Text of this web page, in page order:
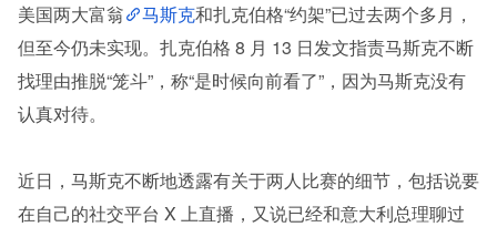
美国两大富翁 马斯克和扎克伯格“约架”已过去两个多月，
但至今仍未实现。扎克伯格 8 月 13 日发文指责马斯克不断
找理由推脱“笼斗”，称“是时候向前看了”，因为马斯克没有
认真对待。
近日，马斯克不断地透露有关于两人比赛的细节，包括说要
在自己的社交平台 X 上直播，又说已经和意大利总理聊过